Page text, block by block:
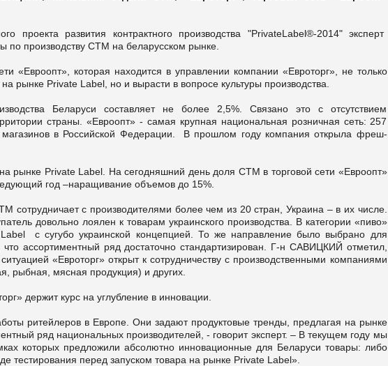
проекта развития контрактного производства "PrivateLabel®-2014" эксперт
по производству СТМ на беларусском рынке.
«Евроопт», которая находится в управлении компании «Евроторг», не только
рынке Private Label, но и вырасти в вопросе культуры производства.
Беларуси составляет не более 2,5%. Связано это с отсутствием
страны. «Евроопт» - самая крупная национальная розничная сеть: 257
магазинов в Российской Федерации. В прошлом году компания открыла фреш-
рынке Private Label. На сегодняшний день доля СТМ в торговой сети «Евроопт»
год –наращивание объемов до 15%.
сотрудничает с производителями более чем из 20 стран, Украина – в их числе.
довольно лоялен к товарам украинского производства. В категории «пиво»
с сугубо украинской концепцией. То же направление было выбрано для
ассортиментный ряд достаточно стандартизирован. Г-н САВИЦКИЙ отметил,
«Евроторг» открыт к сотрудничеству с производственными компаниями
рыбная, мясная продукция) и других.
держит курс на углубление в инновации.
ритейлеров в Европе. Они задают продуктовые тренды, предлагая на рынке
ряд национальных производителей, - говорит эксперт. – В текущем году мы
которых предложили абсолютно инновационные для Беларуси товары: либо
тестирования перед запуском товара на рынке Private Label».